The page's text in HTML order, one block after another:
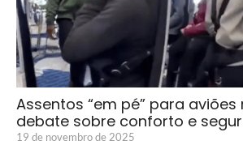
Assentos “em pé” para
debate sobre conforto e
19 de novembro de 2025